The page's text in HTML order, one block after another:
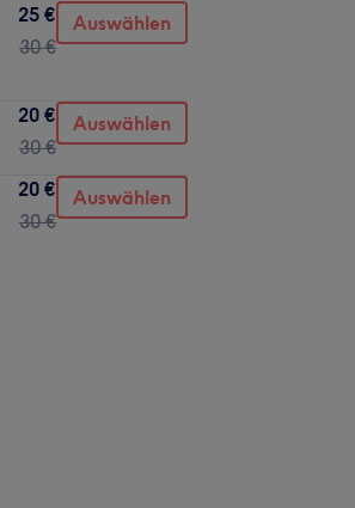
25 €
30 €
Auswählen
20 €
30 €
Auswählen
20 €
30 €
Auswählen